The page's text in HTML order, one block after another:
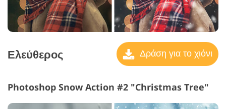
Ελεύθερος Δράση για το χιόνι
Photoshop Snow Action #2 "Christmas Tree"